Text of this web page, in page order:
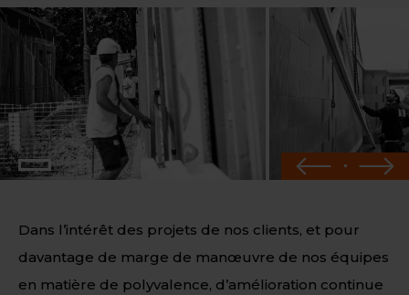
Dans l’intérêt des projets de nos clients, et pour
davantage de marge de manœuvre de nos équipes
en matière de polyvalence, d’amélioration continue